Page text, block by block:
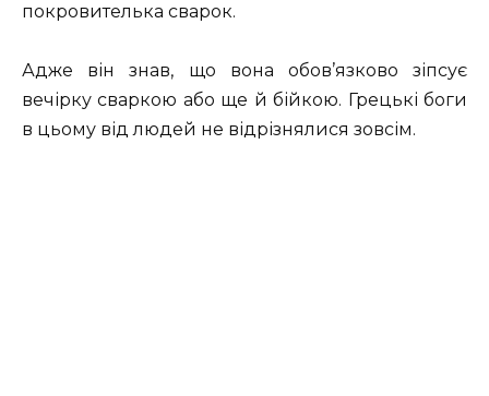
покровителька сварок.
Адже він знав, що вона обов’язково зіпсує
вечірку сваркою або ще й бійкою. Грецькі боги
в цьому від людей не відрізнялися зовсім.